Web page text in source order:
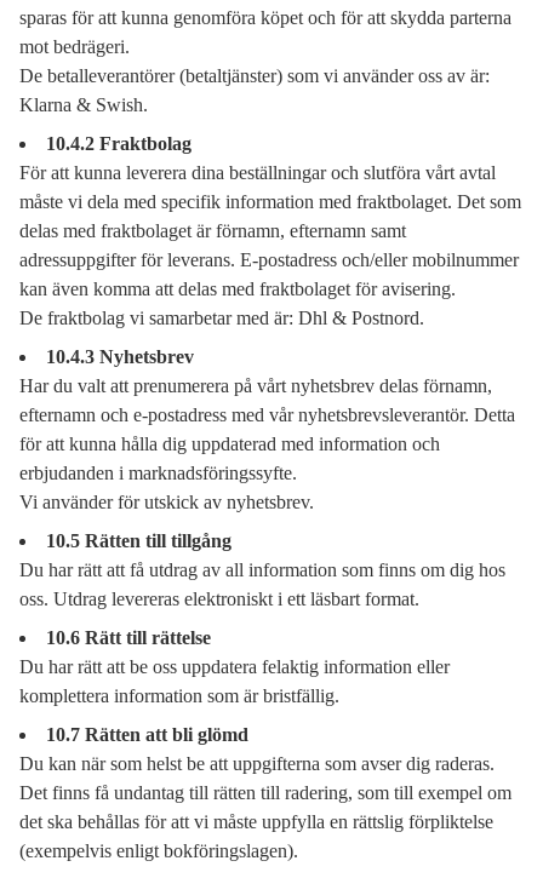
sparas för att kunna genomföra köpet och för att skydda parterna
mot bedrägeri.
De betalleverantörer (betaltjänster) som vi använder oss av är:
Klarna & Swish.
10.4.2 Fraktbolag
För att kunna leverera dina beställningar och slutföra vårt avtal
måste vi dela med specifik information med fraktbolaget. Det som
delas med fraktbolaget är förnamn, efternamn samt
adressuppgifter för leverans. E-postadress och/eller mobilnummer
kan även komma att delas med fraktbolaget för avisering.
De fraktbolag vi samarbetar med är: Dhl & Postnord.
10.4.3 Nyhetsbrev
Har du valt att prenumerera på vårt nyhetsbrev delas förnamn,
efternamn och e-postadress med vår nyhetsbrevsleverantör. Detta
för att kunna hålla dig uppdaterad med information och
erbjudanden i marknadsföringssyfte.
Vi använder för utskick av nyhetsbrev.
10.5 Rätten till tillgång
Du har rätt att få utdrag av all information som finns om dig hos
oss. Utdrag levereras elektroniskt i ett läsbart format.
10.6 Rätt till rättelse
Du har rätt att be oss uppdatera felaktig information eller
komplettera information som är bristfällig.
10.7 Rätten att bli glömd
Du kan när som helst be att uppgifterna som avser dig raderas.
Det finns få undantag till rätten till radering, som till exempel om
det ska behållas för att vi måste uppfylla en rättslig förpliktelse
(exempelvis enligt bokföringslagen).